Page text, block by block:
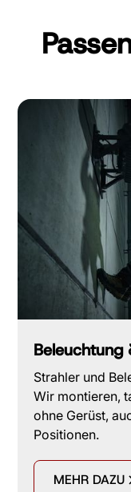
Beleuchtung
Strahler und
Wir montieren,
ohne Gerüst,
Positionen.
MEHR DAZU